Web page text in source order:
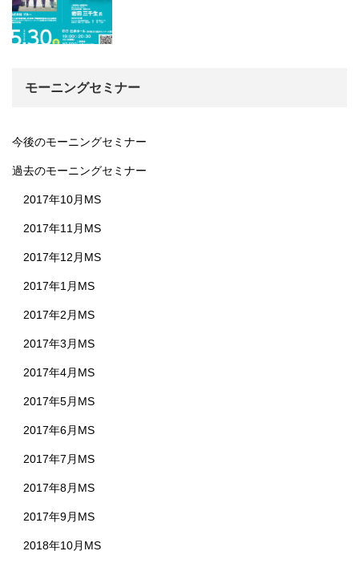
モーニングセミナー
今後のモーニングセミナー
過去のモーニングセミナー
2017年10月MS
2017年11月MS
2017年12月MS
2017年1月MS
2017年2月MS
2017年3月MS
2017年4月MS
2017年5月MS
2017年6月MS
2017年7月MS
2017年8月MS
2017年9月MS
2018年10月MS